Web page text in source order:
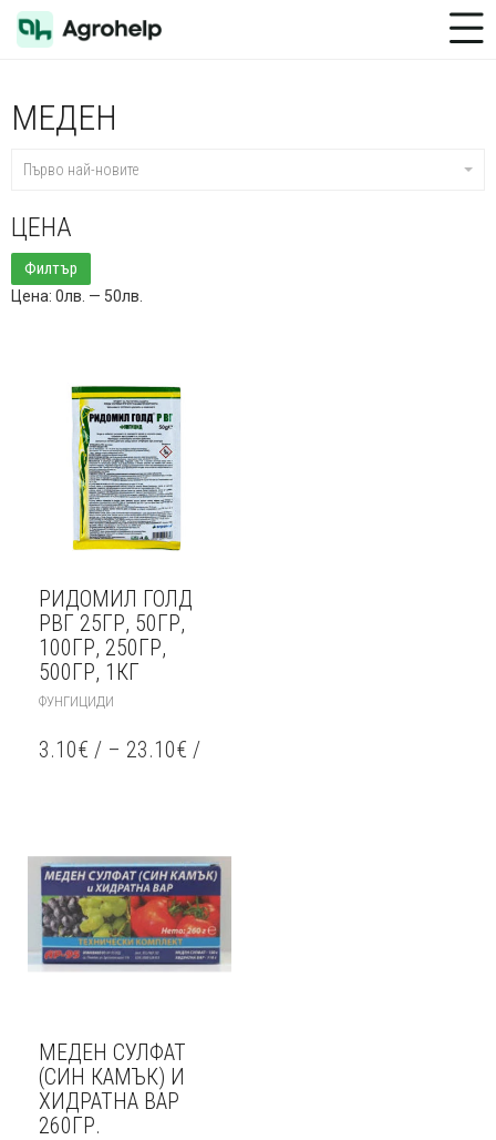
Toggle Menu
МЕДЕН
Първо най-новите
ЦЕНА
Минимална
цена
Максимална
цена
Филтър
Цена: 0лв. — 50лв.
РИДОМИЛ ГОЛД
РВГ 25ГР, 50ГР,
100ГР, 250ГР,
500ГР, 1КГ
ФУНГИЦИДИ
HAS
MULTIPLE
BE
CHOSEN
ON
THE
PRODUCT
3.10€ / – 23.10€ /
МЕДЕН СУЛФАТ
(СИН КАМЪК) И
ХИДРАТНА ВАР
260ГР.